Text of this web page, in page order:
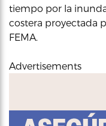
tiempo por la
costera proyectada
FEMA.
Advertisements